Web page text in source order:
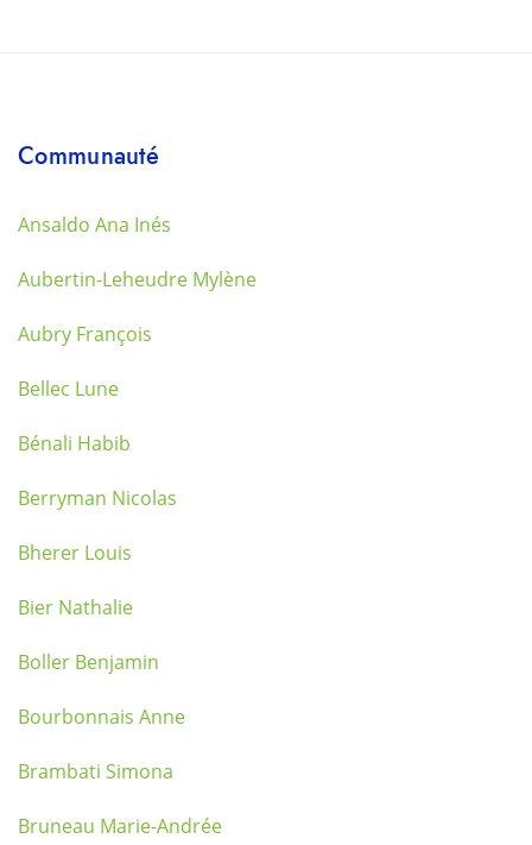
Communauté
Ansaldo Ana Inés
Aubertin-Leheudre Mylène
Aubry François
Bellec Lune
Bénali Habib
Berryman Nicolas
Bherer Louis
Bier Nathalie
Boller Benjamin
Bourbonnais Anne
Brambati Simona
Bruneau Marie-Andrée